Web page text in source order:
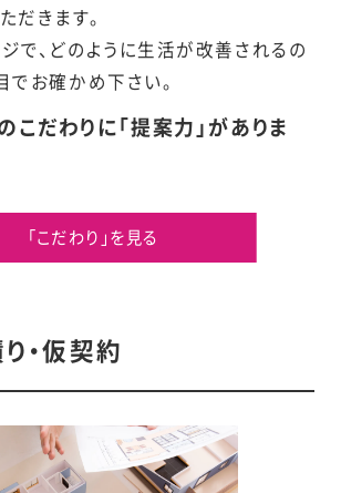
だきます。
で、どのように生活が改善されるの
でお確かめ下さい。
こだわりに「提案力」がありま
「こだわり」を見る
・仮契約